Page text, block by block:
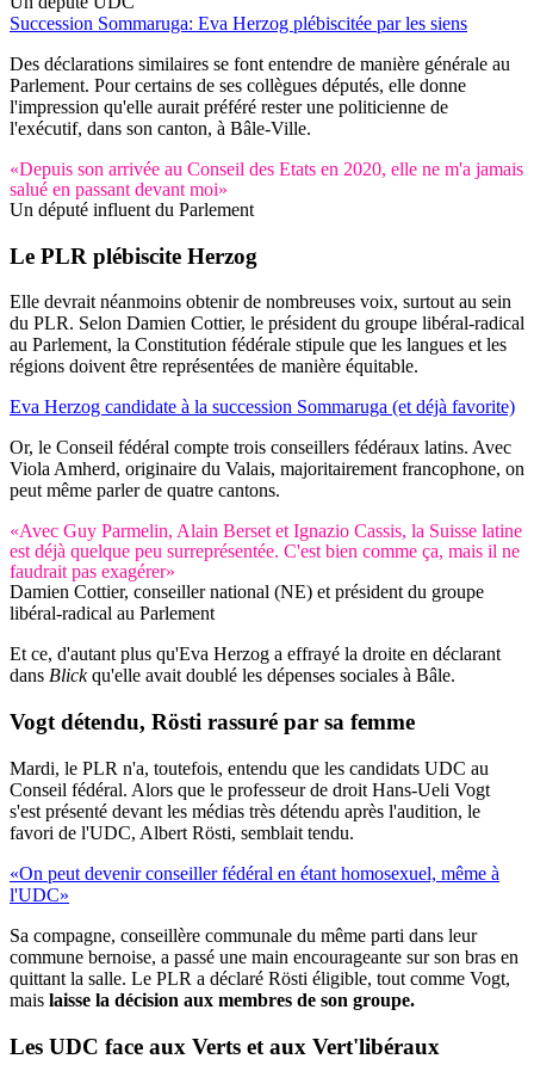
Succession Sommaruga: Eva Herzog plébiscitée par les siens
Des déclarations similaires se font entendre de manière générale au
Parlement. Pour certains de ses collègues députés, elle donne
l'impression qu'elle aurait préféré rester une politicienne de
l'exécutif, dans son canton, à Bâle-Ville.
«Depuis son arrivée au Conseil des Etats en 2020, elle ne m'a jamais
salué en passant devant moi»
Un député influent du Parlement
Le PLR plébiscite Herzog
Elle devrait néanmoins obtenir de nombreuses voix, surtout au sein
du PLR. Selon Damien Cottier, le président du groupe libéral-radical
au Parlement, la Constitution fédérale stipule que les langues et les
régions doivent être représentées de manière équitable.
Eva Herzog candidate à la succession Sommaruga (et déjà favorite)
Or, le Conseil fédéral compte trois conseillers fédéraux latins. Avec
Viola Amherd, originaire du Valais, majoritairement francophone, on
peut même parler de quatre cantons.
«Avec Guy Parmelin, Alain Berset et Ignazio Cassis, la Suisse latine
est déjà quelque peu surreprésentée. C'est bien comme ça, mais il ne
faudrait pas exagérer»
Damien Cottier, conseiller national (NE) et président du groupe
libéral-radical au Parlement
Et ce, d'autant plus qu'Eva Herzog a effrayé la droite en déclarant
dans Blickqu'elle avait doublé les dépenses sociales à Bâle.
Vogt détendu, Rösti rassuré par sa femme
Mardi, le PLR n'a, toutefois, entendu que les candidats UDC au
Conseil fédéral. Alors que le professeur de droit Hans-Ueli Vogt
s'est présenté devant les médias très détendu après l'audition, le
favori de l'UDC, Albert Rösti, semblait tendu.
«On peut devenir conseiller fédéral en étant homosexuel, même à
l'UDC»
Sa compagne, conseillère communale du même parti dans leur
commune bernoise, a passé une main encourageante sur son bras en
quittant la salle. Le PLR a déclaré Rösti éligible, tout comme Vogt,
mais laisse la décision aux membres de son groupe.
Les UDC face aux Verts et aux Vert'libéraux